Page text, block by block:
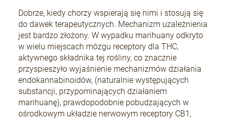
Dobrze, kiedy chorzy wspierają się nimi i stosują się
do dawek terapeutycznych. Mechanizm uzależnienia
jest bardzo złożony. W wypadku marihuany odkryto
w wielu miejscach mózgu receptory dla THC,
aktywnego składnika tej rośliny, co znacznie
przyspieszyło wyjaśnienie mechanizmów działania
endokannabinoidów, (naturalnie występujących
substancji, przypominających działaniem
marihuanę), prawdopodobnie pobudzających w
ośrodkowym układzie nerwowym receptory CB1,